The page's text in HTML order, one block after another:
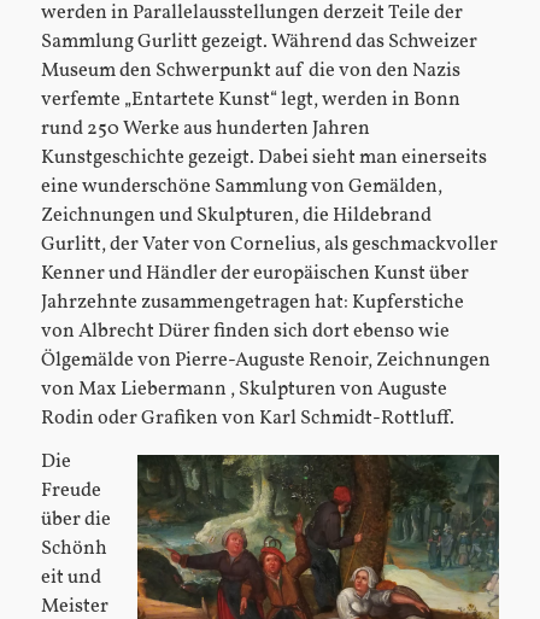
werden in Parallelausstellungen derzeit Teile der
Sammlung Gurlitt gezeigt. Während das Schweizer
Museum den Schwerpunkt auf die von den Nazis
verfemte „Entartete Kunst“ legt, werden in Bonn
rund 250 Werke aus hunderten Jahren
Kunstgeschichte gezeigt. Dabei sieht man einerseits
eine wunderschöne Sammlung von Gemälden,
Zeichnungen und Skulpturen, die Hildebrand
Gurlitt, der Vater von Cornelius, als geschmackvoller
Kenner und Händler der europäischen Kunst über
Jahrzehnte zusammengetragen hat: Kupferstiche
von Albrecht Dürer finden sich dort ebenso wie
Ölgemälde von Pierre-Auguste Renoir, Zeichnungen
von Max Liebermann , Skulpturen von Auguste
Rodin oder Grafiken von Karl Schmidt-Rottluff.
Die
Freude
über die
Schönh
eit und
Meister